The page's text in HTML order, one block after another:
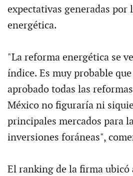
expectativas generadas por
energética.
"La reforma energética se
índice. Es muy probable
aprobado todas las
México no figuraría ni
principales mercados para
inversiones foráneas",
El ranking de la firma ubicó